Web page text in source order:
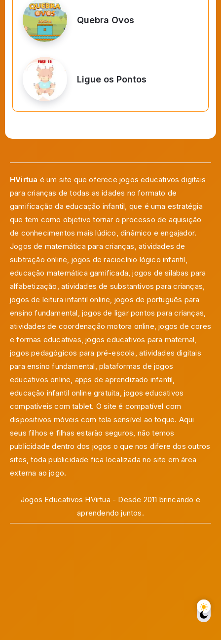
Quebra Ovos
Ligue os Pontos
HVirtua é um site que oferece jogos educativos digitais
para crianças de todas as idades no formato de
gamificação da educação infantil, que é uma estratégia
que tem como objetivo tornar o processo de aquisição
de conhecimentos mais lúdico, dinâmico e engajador.
Jogos de matemática para crianças, atividades de
subtração online, jogos de raciocínio lógico infantil,
educação matemática gamificada, jogos de sílabas para
alfabetização, atividades de substantivos para crianças,
jogos de leitura infantil online, jogos de português para
ensino fundamental, jogos de ligar pontos para crianças,
atividades de coordenação motora online, jogos de cores
e formas educativas, jogos educativos para maternal,
jogos pedagógicos para pré-escola, atividades digitais
para ensino fundamental, plataformas de jogos
educativos online, apps de aprendizado infantil,
educação infantil online gratuita, jogos educativos
compatíveis com tablet. O site é compatível com
dispositivos móveis com tela sensível ao toque. Aqui
seus filhos e filhas estarão seguros, não temos
publicidade dentro dos jogos o que nos difere dos outros
sites, toda publicidade fica localizada no site em área
externa ao jogo.
Jogos Educativos HVirtua - Desde 2011 brincando e
aprendendo juntos.